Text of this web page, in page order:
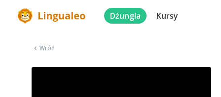
Dżungla Kursy
Wróć